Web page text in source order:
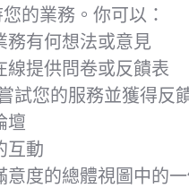
的業務。你可以：
務有何想法或意見
線提供問卷或反饋表
試您的服務並獲得反
壇
互動
意度的總體視圖中的